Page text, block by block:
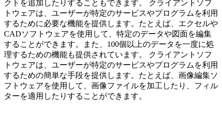
クトを追加したりすることもできます。 クライアントソフ
トウェアは、ユーザーが特定のサービスやプログラムを利用
するために必要な機能を提供します。たとえば、エクセルや
CADソフトウェアを使用して、特定のデータや図面を編集
することができます。また、100個以上のデータを一度に処
理するための機能も提供されています。 クライアントソフ
トウェアは、ユーザーが特定のサービスやプログラムを利用
するための簡単な手段を提供します。たとえば、画像編集ソ
フトウェアを使用して、画像ファイルを加工したり、フィル
ターを適用したりすることができます。